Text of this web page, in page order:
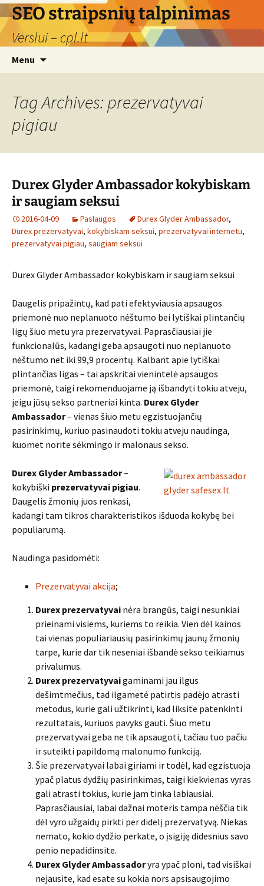
Skip
to
content
SEO straipsnių talpinimas
Verslui – cpl.lt
Menu
Tag Archives: prezervatyvai
pigiau
Durex Glyder Ambassador kokybiskam
ir saugiam seksui
2016-04-09 Paslaugos Durex Glyder Ambassador,
Durex prezervatyvai, kokybiskam seksui, prezervatyvai internetu,
prezervatyvai pigiau, saugiam seksui
Durex Glyder Ambassador kokybiskam ir saugiam seksui
Daugelis pripažintų, kad pati efektyviausia apsaugos
priemonė nuo neplanuoto nėštumo bei lytiškai plintančių
ligų šiuo metu yra prezervatyvai. Paprasčiausiai jie
funkcionalūs, kadangi geba apsaugoti nuo neplanuoto
nėštumo net iki 99,9 procentų. Kalbant apie lytiškai
plintančias ligas – tai apskritai vienintelė apsaugos
priemonė, taigi rekomenduojame ją išbandyti tokiu atveju,
jeigu jūsų sekso partneriai kinta. Durex Glyder
Ambassador– vienas šiuo metu egzistuojančių
pasirinkimų, kuriuo pasinaudoti tokiu atveju naudinga,
kuomet norite sėkmingo ir malonaus sekso.
Durex Glyder Ambassador–
kokybiški prezervatyvai pigiau.
Daugelis žmonių juos renkasi,
kadangi tam tikros charakteristikos išduoda kokybę bei
populiarumą.
Naudinga pasidomėti:
Prezervatyvai akcija;
Durex prezervatyvai nėra brangūs, taigi nesunkiai
prieinami visiems, kuriems to reikia. Vien dėl kainos
tai vienas populiariausių pasirinkimų jaunų žmonių
tarpe, kurie dar tik neseniai išbandė sekso teikiamus
privalumus.
Durex prezervatyvaigaminami jau ilgus
dešimtmečius, tad ilgametė patirtis padėjo atrasti
metodus, kurie gali užtikrinti, kad liksite patenkinti
rezultatais, kuriuos pavyks gauti. Šiuo metu
prezervatyvai geba ne tik apsaugoti, tačiau tuo pačiu
ir suteikti papildomą malonumo funkciją.
Šie prezervatyvai labai giriami ir todėl, kad egzistuoja
ypač platus dydžių pasirinkimas, taigi kiekvienas vyras
gali atrasti tokius, kurie jam tinka labiausiai.
Paprasčiausiai, labai dažnai moteris tampa nėščia tik
dėl vyro užgaidų pirkti per didelį prezervatyvą. Niekas
nemato, kokio dydžio perkate, o įsigiję didesnius savo
penio nepadidinsite.
Durex Glyder Ambassadoryra ypač ploni, tad visiškai
nejausite, kad esate su kokia nors apsisaugojimo